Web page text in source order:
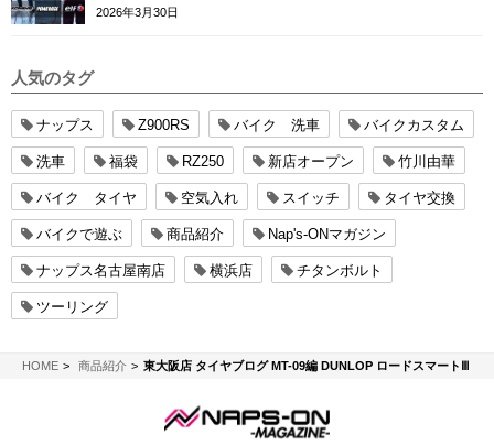
ースカフェロンドン
2026年3月30日
人気のタグ
ナップス Z900RS バイク 洗車 バイクカスタム
洗車 福袋 RZ250 新店オープン 竹川由華
バイク タイヤ 空気入れ スイッチ タイヤ交換
バイクで遊ぶ 商品紹介 Nap's-ONマガジン
ナップス名古屋南店 横浜店 チタンボルト
ツーリング
HOMENAPS-ON マガジン
商品紹介 東大阪店 タイヤブログ MT-09編 DUNLOP ロードスマートⅢ